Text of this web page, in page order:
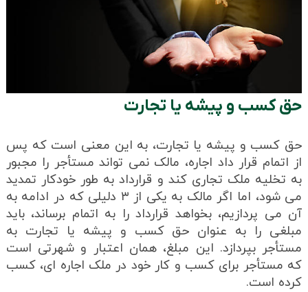
حق کسب و پیشه یا تجارت
حق کسب و پیشه یا تجارت، به این معنی است که پس
از اتمام قرار داد اجاره، مالک نمی تواند مستأجر را مجبور
به تخلیه ملک تجاری کند و قرارداد به طور خودکار تمدید
می شود، اما اگر مالک به یکی از ۳ دلیلی که در ادامه به
آن می پردازیم، بخواهد قرارداد را به اتمام برساند، باید
مبلغی را به عنوان حق کسب و پیشه یا تجارت به
مستأجر بپردازد. این مبلغ، همان اعتبار و شهرتی است
که مستأجر برای کسب و کار خود در ملک اجاره ای، کسب
کرده است.